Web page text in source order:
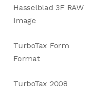
Hasselblad 3F RAW
Image
TurboTax Form
Format
TurboTax 2008